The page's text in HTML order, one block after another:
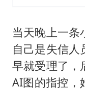
当天晚上一条
自己是失信
早就受理了，
AI图的指控